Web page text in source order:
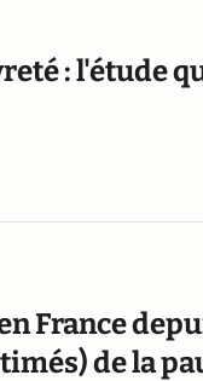
: l'étude
France
de la